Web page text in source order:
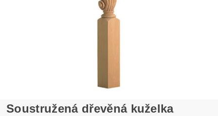
Soustružená dřevěná kuželka